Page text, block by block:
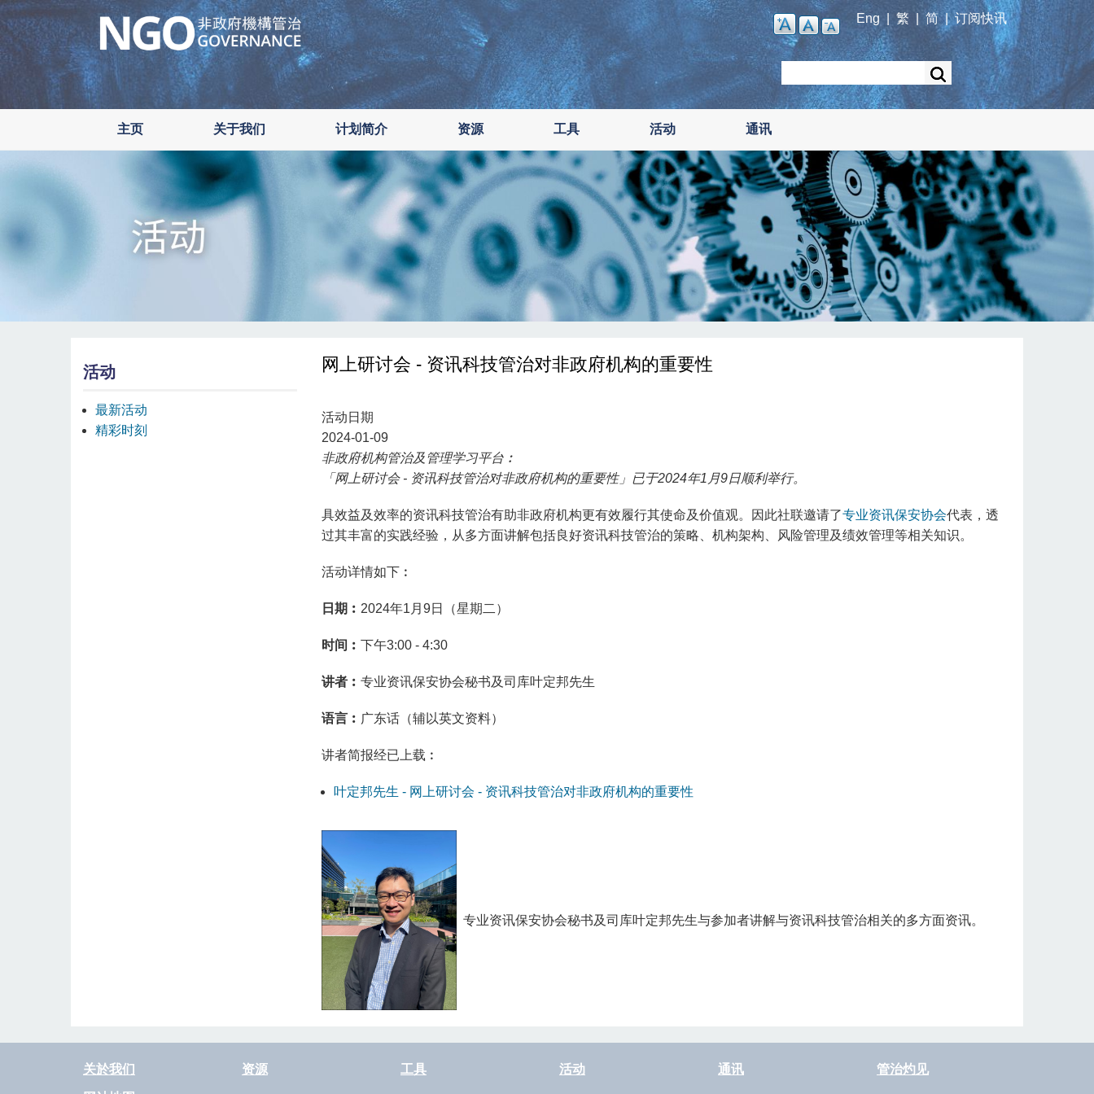
Skip
to
main
Eng 繁 简| 订阅快讯
主页 关于我们 计划简介 资源 工具 活动 通讯
活动
最新活动
精彩时刻
网上研讨会 - 资讯科技管治对非政府机构的重要性
活动日期
2024-01-09
非政府机构管治及管理学习平台︰
「网上研讨会 - 资讯科技管治对非政府机构的重要性」已于2024年1月9日顺利举行。
具效益及效率的资讯科技管治有助非政府机构更有效履行其使命及价值观。因此社联邀请了专业资讯保安协会代表，透
过其丰富的实践经验，从多方面讲解包括良好资讯科技管治的策略、机构架构、风险管理及绩效管理等相关知识。
活动详情如下︰
日期︰ 2024年1月9日（星期二）
时间︰ 下午3:00 - 4:30
讲者︰ 专业资讯保安协会秘书及司库叶定邦先生
语言︰ 广东话（辅以英文资料）
讲者简报经已上载︰
叶定邦先生 - 网上研讨会 - 资讯科技管治对非政府机构的重要性
专业资讯保安协会秘书及司库叶定邦先生与参加者讲解与资讯科技管治相关的多方面资讯。
关於我们 资源 工具 活动 通讯 管治灼见